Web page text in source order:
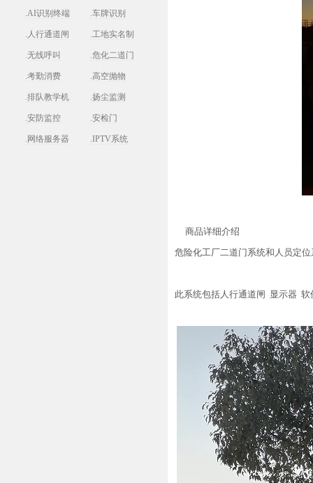
.AI识别终端 .车牌识别
.人行通道闸 .工地实名制
.无线呼叫 .危化二道门
.考勤消费 .高空抛物
.排队教学机 .扬尘监测
.安防监控 .安检门
.网络服务器 .IPTV系统
商品详细介绍
危险化工厂二道门系统和人员定位
此系统包括人行通道闸 显示器